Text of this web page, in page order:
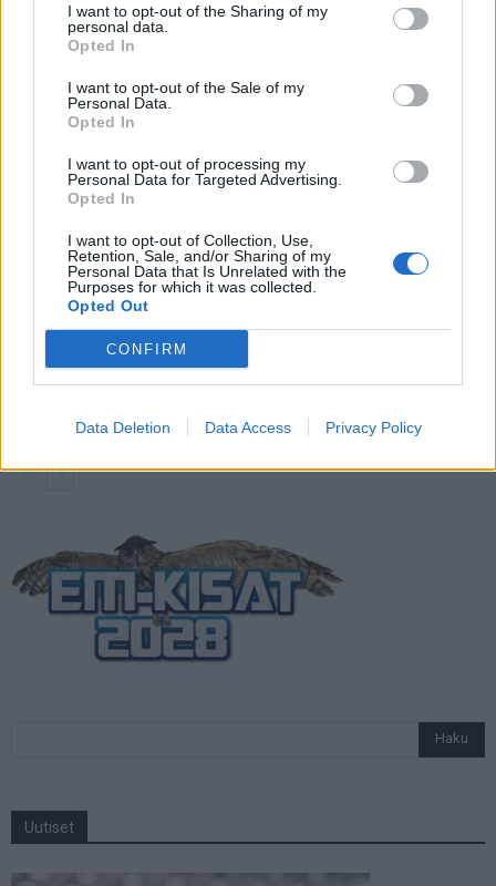
I want to opt-out of the Sharing of my
personal data.
Opted In
I want to opt-out of the Sale of my
Personal Data.
Opted In
I want to opt-out of processing my
Personal Data for Targeted Advertising.
Opted In
I want to opt-out of Collection, Use,
Retention, Sale, and/or Sharing of my
Personal Data that Is Unrelated with the
Purposes for which it was collected.
Opted Out
CONFIRM
Data Deletion Data Access Privacy Policy
käyttöön
vaarassa
LIITTYVÄT ARTIKKELIT LISÄÄ TEKIJÄLTÄ
Suomen MM-karsintojen näkymät –
todellinen jalkapallokommentaattorin
analyysi
Suomi-Hollanti näkyy ilmaiseksi TV:stä –
näin katsot ottelun
Jalkapallon U21 EM-kisat 2025 – tässä
Uutiset